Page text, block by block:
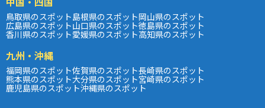
鳥取県のスポット島根県のスポット岡山県のスポット
広島県のスポット山口県のスポット徳島県のスポット
香川県のスポット愛媛県のスポット高知県のスポット
九州・沖縄
福岡県のスポット佐賀県のスポット長崎県のスポット
熊本県のスポット大分県のスポット宮崎県のスポット
鹿児島県のスポット沖縄県のスポット